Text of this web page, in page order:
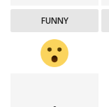
FUNNY